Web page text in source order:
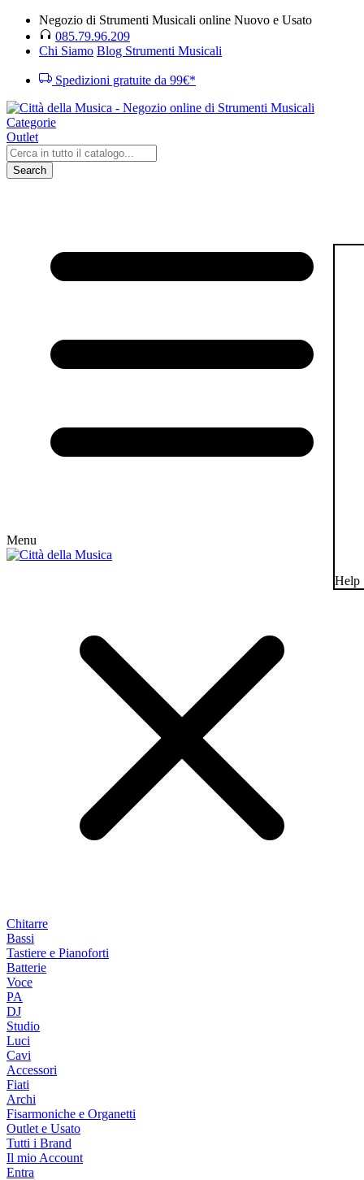
Negozio di Strumenti Musicali online Nuovo e Usato
085.79.96.209
Chi Siamo Blog Strumenti Musicali
Spedizioni gratuite da 99€*
Categorie
Outlet
Search
Menu
Chitarre
Bassi
Tastiere e Pianoforti
Batterie
Voce
PA
DJ
Studio
Luci
Cavi
Accessori
Fiati
Archi
Fisarmoniche e Organetti
Outlet e Usato
Tutti i Brand
Il mio Account
Entra
Help